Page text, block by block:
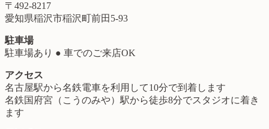
〒492-8217
愛知県稲沢市稲沢町前田5-93
駐車場
駐車場あり ● 車でのご来店OK
アクセス
名古屋駅から名鉄電車を利用して10分で到着します
名鉄国府宮（こうのみや）駅から徒歩8分でスタジオに着き
ます